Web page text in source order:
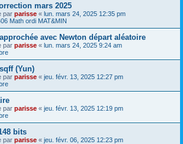
mars 2025
par parisse « lun. mars 24, 2025 12:35 pm
Math ordi MAT&MIN
avec Newton départ aléatoire
par parisse « lun. mars 24, 2025 9:24 am
(Yun)
par parisse « jeu. févr. 13, 2025 12:27 pm
par parisse « jeu. févr. 13, 2025 12:19 pm
bits
par parisse « jeu. févr. 06, 2025 12:23 pm